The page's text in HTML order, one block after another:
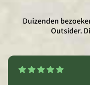
Duizenden
Outsider.